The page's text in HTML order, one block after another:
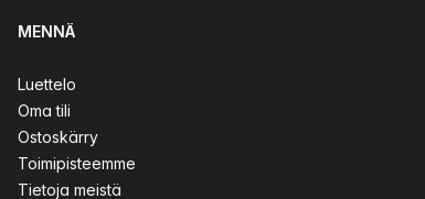
MENNÄ
Luettelo
Oma tili
Ostoskärry
Toimipisteemme
Tietoja meistä